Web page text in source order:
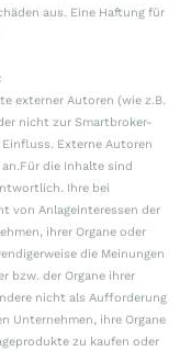
aus. Eine Haftung für
externer Autoren (wie z.B.
nicht zur Smartbroker-
Externe Autoren
die Inhalte sind
Ihre bei
von Anlageinteressen der
ihrer Organe oder
die Meinungen
bzw. der Organe ihrer
nicht als Aufforderung
Unternehmen, ihre Organe
zu kaufen oder